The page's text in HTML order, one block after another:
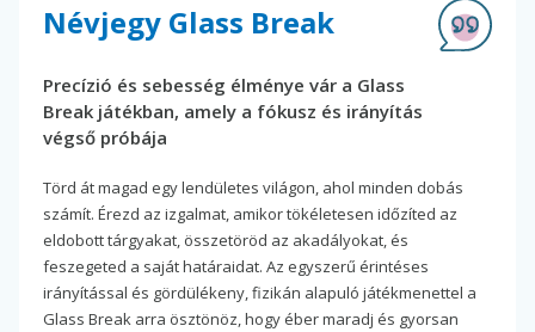
Névjegy Glass Break
Precízió és sebesség élménye vár a Glass
Break játékban, amely a fókusz és irányítás
végső próbája
Törd át magad egy lendületes világon, ahol minden dobás
számít. Érezd az izgalmat, amikor tökéletesen időzíted az
eldobott tárgyakat, összetöröd az akadályokat, és
feszegeted a saját határaidat. Az egyszerű érintéses
irányítással és gördülékeny, fizikán alapuló játékmenettel a
Glass Break arra ösztönöz, hogy éber maradj és gyorsan